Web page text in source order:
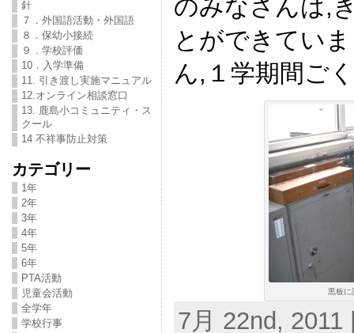
針
７．外国語活動・外国語
８．保幼小接続
９．学校評価
10．入学準備
11. 引き渡し実施マニュアル
12.オンライン相談窓口
13. 鹿島小コミュニティ・ス
クール
14 不祥事防止対策
カテゴリー
1年
2年
3年
4年
5年
6年
PTA活動
児童会活動
全学年
学校行事
のみなさんは,
とができてい
ん,１学期間ご
黒板に
7月 22nd,